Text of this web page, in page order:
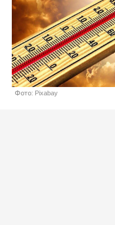
Фото: Pixabay